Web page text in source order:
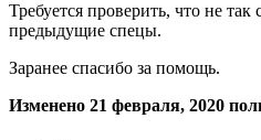
Требуется проверить, что не
предыдущие спецы.
Заранее спасибо за помощь.
Изменено 21 февраля, 2020